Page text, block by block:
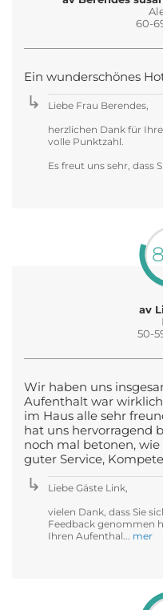
60-
Ein wunderschönes
Liebe Frau Berendes,
herzlichen Dank für
volle Punktzahl.
Es freut uns sehr, dass
av
50-
Wir haben uns
Aufenthalt war
im Haus alle sehr
hat uns hervorragend
noch mal betonen, wie
guter Service,
Liebe Gäste Link,
vielen Dank, dass Sie
Feedback genommen
Ihren Aufenthal... mer